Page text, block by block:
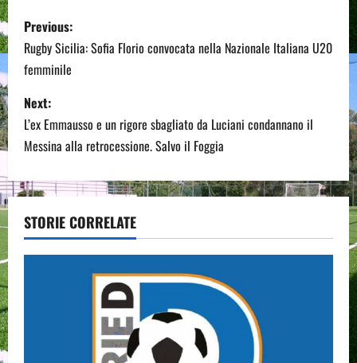
P
o
s
t
n
a
v
i
Previous:
Rugby Sicilia: Sofia Florio convocata nella Nazionale Italiana U20
femminile
Next:
L’ex Emmausso e un rigore sbagliato da Luciani condannano il
Messina alla retrocessione. Salvo il Foggia
STORIE CORRELATE